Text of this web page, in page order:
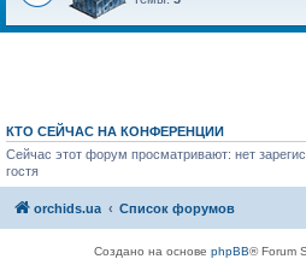
КТО СЕЙЧАС НА КОНФЕРЕНЦИИ
Сейчас этот форум просматривают: нет
гостя
orchids.ua Список форумов
Создано на основе phpBB® Forum